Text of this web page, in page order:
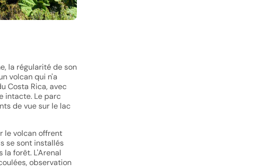
la régularité de son
volcan qui n'a
Costa Rica, avec
intacte. Le parc
de vue sur le lac
le volcan offrent
se sont installés
la forêt. L'Arenal
observation